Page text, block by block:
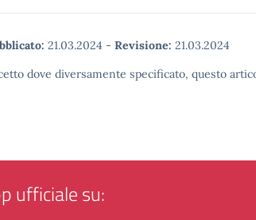
21.03.2024 - Revisione: 21.03.2024
dove diversamente specificato, questo
ufficiale su: